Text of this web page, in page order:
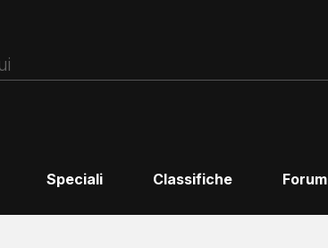
Speciali Classifiche Forum